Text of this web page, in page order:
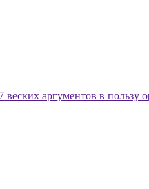
7 веских аргументов в пользу